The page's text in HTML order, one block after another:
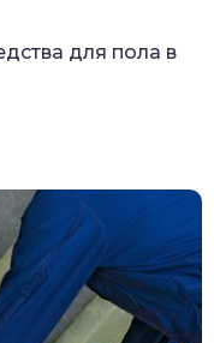
для пола в